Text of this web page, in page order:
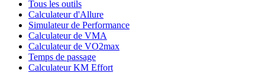
Tous les outils
Calculateur d'Allure
Simulateur de Performance
Calculateur de VMA
Calculateur de VO2max
Temps de passage
Calculateur KM Effort